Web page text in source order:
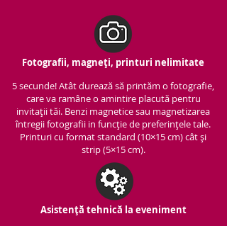
Fotografii, magneți, printuri nelimitate
5 secunde! Atât durează să printăm o fotografie,
care va ramâne o amintire placută pentru
invitații tăi. Benzi magnetice sau magnetizarea
întregii fotografii in funcție de preferințele tale.
Printuri cu format standard (10×15 cm) cât și
strip (5×15 cm).
Asistență tehnică la eveniment